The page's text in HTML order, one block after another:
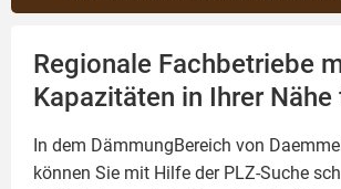
Regionale Fachbetriebe
Kapazitäten in Ihrer Nähe
In dem DämmungBereich von
können Sie mit Hilfe der PLZ-Suche